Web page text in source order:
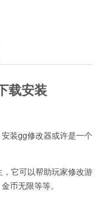
载安装
装gg修改器或许是一个
它可以帮助玩家修改游
币无限等等。